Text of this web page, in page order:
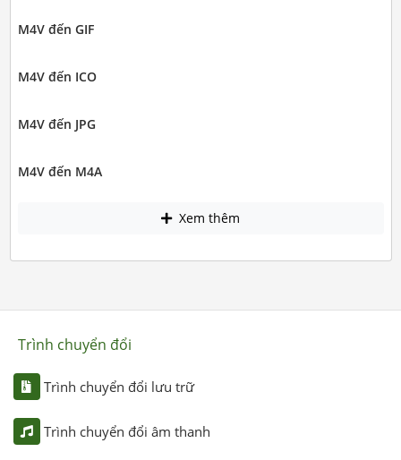
M4V đến GIF
M4V đến ICO
M4V đến JPG
M4V đến M4A
Xem thêm
Trình chuyển đổi
Trình chuyển đổi lưu trữ
Trình chuyển đổi âm thanh